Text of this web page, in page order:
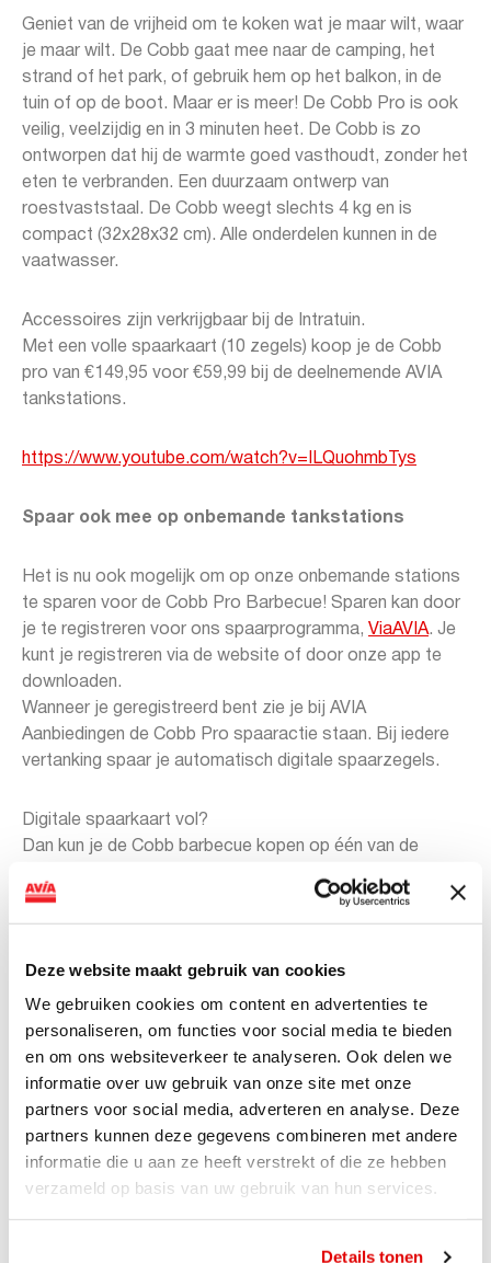
Deze website maakt gebruik van cookies
We gebruiken cookies om content en advertenties te
personaliseren, om functies voor social media te bieden
en om ons websiteverkeer te analyseren. Ook delen we
informatie over uw gebruik van onze site met onze
partners voor social media, adverteren en analyse. Deze
partners kunnen deze gegevens combineren met andere
informatie die u aan ze heeft verstrekt of die ze hebben
verzameld op basis van uw gebruik van hun services.
Details tonen
Geniet van de vrijheid om te koken wat je maar wilt, waar
je maar wilt. De Cobb gaat mee naar de camping, het
strand of het park, of gebruik hem op het balkon, in de
tuin of op de boot. Maar er is meer! De Cobb Pro is ook
veilig, veelzijdig en in 3 minuten heet. De Cobb is zo
ontworpen dat hij de warmte goed vasthoudt, zonder het
eten te verbranden. Een duurzaam ontwerp van
roestvaststaal. De Cobb weegt slechts 4 kg en is
compact (32x28x32 cm). Alle onderdelen kunnen in de
vaatwasser.
Accessoires zijn verkrijgbaar bij de Intratuin.
Met een volle spaarkaart (10 zegels) koop je de Cobb
pro van €149,95 voor €59,99 bij de deelnemende AVIA
tankstations.
https://www.youtube.com/watch?v=ILQuohmbTys
Spaar ook mee op onbemande tankstations
Het is nu ook mogelijk om op onze onbemande stations
te sparen voor de Cobb Pro Barbecue! Sparen kan door
je te registreren voor ons spaarprogramma, ViaAVIA. Je
kunt je registreren via de website of door onze app te
downloaden.
Wanneer je geregistreerd bent zie je bij AVIA
Aanbiedingen de Cobb Pro spaaractie staan. Bij iedere
vertanking spaar je automatisch digitale spaarzegels.
Digitale spaarkaart vol?
Dan kun je de Cobb barbecue kopen op één van de
spaarkaart zien aan de kassa en onze medewerkers
zullen je verder helpen.
Bij iedere € 10,- besteding ontvangt uw klant een digitale
spaarzegel (rookwaar, kanspel, beltegoed uitgesloten).
Zegels sparen kan op alle bemande en onbemande AVIA
tankstations.
Wanneer de spaarkaart vol is (10 zegels) kun je de Cobb